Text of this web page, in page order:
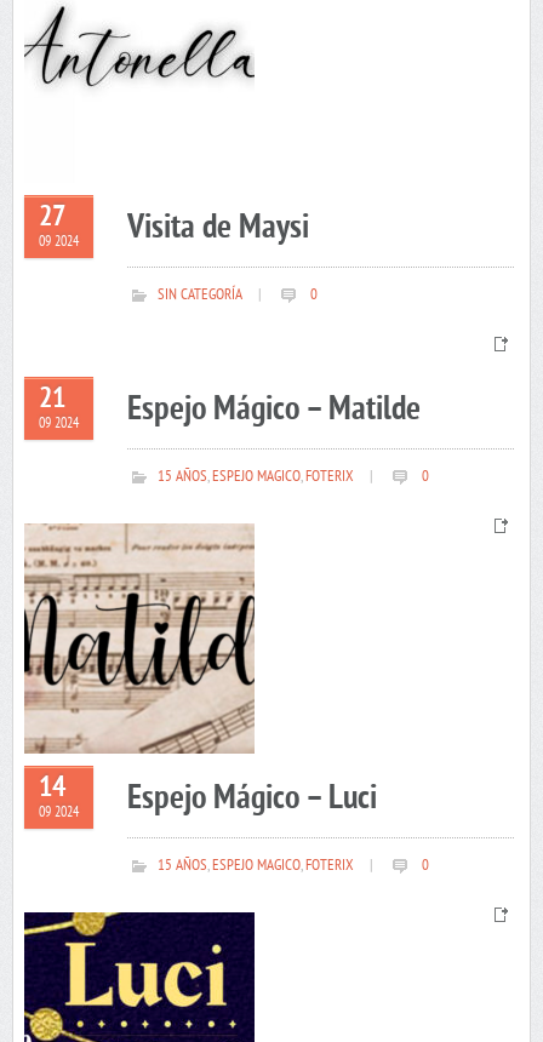
27
09 2024 Visita de Maysi
SIN CATEGORÍA 0
21
09 2024 Espejo Mágico – Matilde
15 AÑOS,ESPEJO MAGICO,FOTERIX 0
14
09 2024 Espejo Mágico – Luci
15 AÑOS,ESPEJO MAGICO,FOTERIX 0